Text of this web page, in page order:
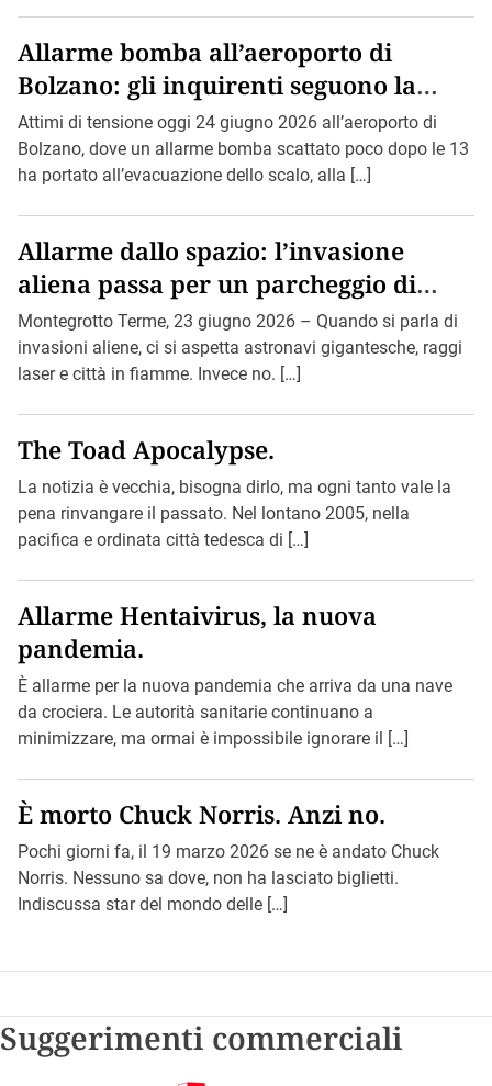
Allarme bomba all’aeroporto di
Bolzano: gli inquirenti seguono la
pista di Bin Loden.
Attimi di tensione oggi 24 giugno 2026 all’aeroporto di
Bolzano, dove un allarme bomba scattato poco dopo le 13
ha portato all’evacuazione dello scalo, alla […]
Allarme dallo spazio: l’invasione
aliena passa per un parcheggio di
Montegrotto.
Montegrotto Terme, 23 giugno 2026 – Quando si parla di
invasioni aliene, ci si aspetta astronavi gigantesche, raggi
laser e città in fiamme. Invece no. […]
The Toad Apocalypse.
La notizia è vecchia, bisogna dirlo, ma ogni tanto vale la
pena rinvangare il passato. Nel lontano 2005, nella
pacifica e ordinata città tedesca di […]
Allarme Hentaivirus, la nuova
pandemia.
È allarme per la nuova pandemia che arriva da una nave
da crociera. Le autorità sanitarie continuano a
minimizzare, ma ormai è impossibile ignorare il […]
È morto Chuck Norris. Anzi no.
Pochi giorni fa, il 19 marzo 2026 se ne è andato Chuck
Norris. Nessuno sa dove, non ha lasciato biglietti.
Indiscussa star del mondo delle […]
Suggerimenti commerciali